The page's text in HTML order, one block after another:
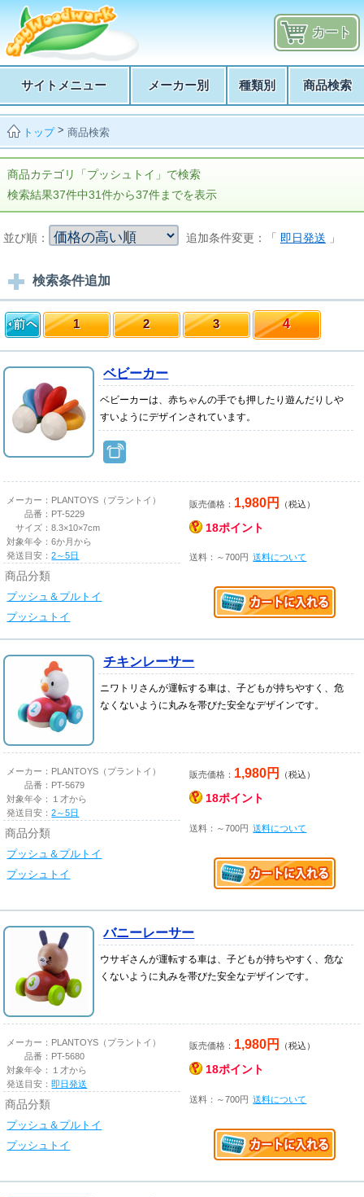
カート
サイトメニュー メーカー別 種類別 商品検索
トップ>商品検索
商品カテゴリ「プッシュトイ」で検索
検索結果37件中31件から37件までを表示
並び順： 追加条件変更：「 即日発送 」
検索条件追加
1 2 3 4
ベビーカー
ベビーカーは、赤ちゃんの手でも押したり遊んだりしや
すいようにデザインされています。
メーカー： PLANTOYS（プラントイ）
品番： PT-5229
サイズ：8.3×10×7cm
対象年令：6か月から
発送目安：2～5日
商品分類
プッシュ＆プルトイ
プッシュトイ
販売価格： 1,980円 （税込）
18ポイント
送料：～700円 送料について
チキンレーサー
ニワトリさんが運転する車は、子どもが持ちやすく、危
なくないように丸みを帯びた安全なデザインです。
メーカー： PLANTOYS（プラントイ）
品番： PT-5679
対象年令：
１才から
発送目安：2～5日
商品分類
プッシュ＆プルトイ
プッシュトイ
販売価格： 1,980円 （税込）
18ポイント
送料：～700円 送料について
バニーレーサー
ウサギさんが運転する車は、子どもが持ちやすく、危な
くないように丸みを帯びた安全なデザインです。
メーカー： PLANTOYS（プラントイ）
品番： PT-5680
対象年令：
１才から
発送目安：即日発送
商品分類
プッシュ＆プルトイ
プッシュトイ
販売価格： 1,980円 （税込）
18ポイント
送料：～700円 送料について